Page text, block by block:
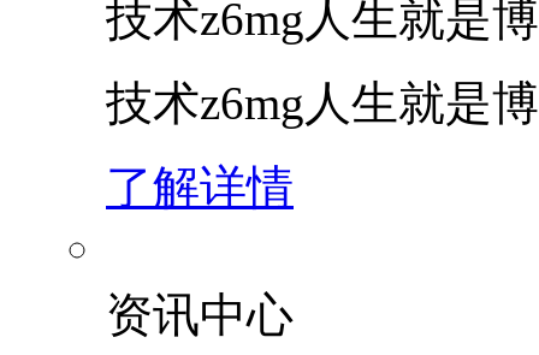
技术z6mg人生就是博
技术z6mg人生就是
了解详情
资讯中心